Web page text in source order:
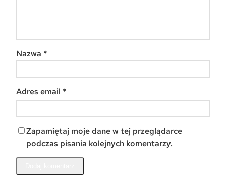
Nazwa *
Adres email *
Zapamiętaj moje dane w tej przeglądarce
podczas pisania kolejnych komentarzy.